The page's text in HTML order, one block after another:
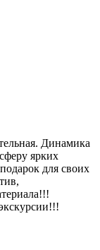
Динамика
ярких
для своих